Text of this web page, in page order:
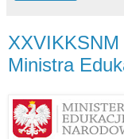
Ministra